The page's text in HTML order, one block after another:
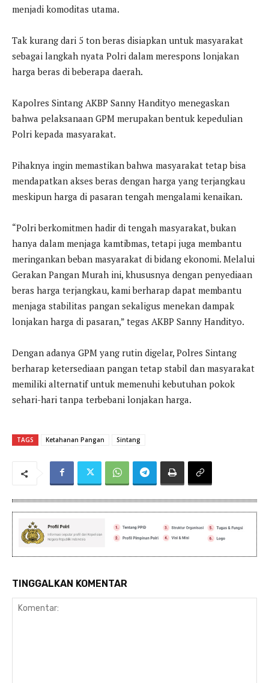
menjadi komoditas utama.
Tak kurang dari 5 ton beras disiapkan untuk masyarakat
sebagai langkah nyata Polri dalam merespons lonjakan
harga beras di beberapa daerah.
Kapolres Sintang AKBP Sanny Handityo menegaskan
bahwa pelaksanaan GPM merupakan bentuk kepedulian
Polri kepada masyarakat.
Pihaknya ingin memastikan bahwa masyarakat tetap bisa
mendapatkan akses beras dengan harga yang terjangkau
meskipun harga di pasaran tengah mengalami kenaikan.
“Polri berkomitmen hadir di tengah masyarakat, bukan
hanya dalam menjaga kamtibmas, tetapi juga membantu
meringankan beban masyarakat di bidang ekonomi. Melalui
Gerakan Pangan Murah ini, khususnya dengan penyediaan
beras harga terjangkau, kami berharap dapat membantu
menjaga stabilitas pangan sekaligus menekan dampak
lonjakan harga di pasaran,” tegas AKBP Sanny Handityo.
Dengan adanya GPM yang rutin digelar, Polres Sintang
berharap ketersediaan pangan tetap stabil dan masyarakat
memiliki alternatif untuk memenuhi kebutuhan pokok
sehari-hari tanpa terbebani lonjakan harga.
TAGS Ketahanan Pangan Sintang
TINGGALKAN KOMENTAR